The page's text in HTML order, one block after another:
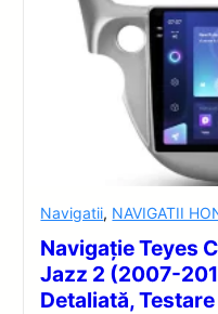
Navigatii, NAVIGATII
Navigație Teyes
Jazz 2 (2007-
Detaliată,